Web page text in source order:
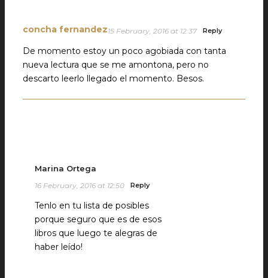
concha fernandez15 February, 2016 at 12:37 Reply
De momento estoy un poco agobiada con tanta
nueva lectura que se me amontona, pero no
descarto leerlo llegado el momento. Besos.
Marina Ortega
16 February, 2016 at 12:50 Reply
Tenlo en tu lista de posibles
porque seguro que es de esos
libros que luego te alegras de
haber leído!